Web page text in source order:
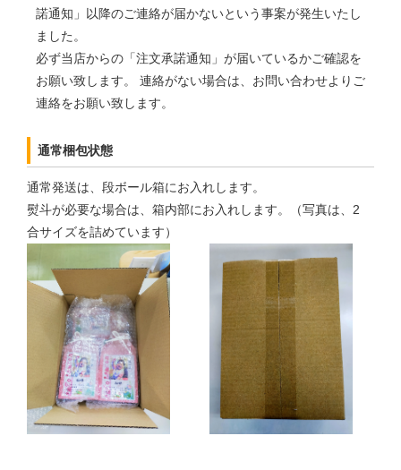
諾通知」以降のご連絡が届かないという事案が発生いたし
ました。
必ず当店からの「注文承諾通知」が届いているかご確認を
お願い致します。 連絡がない場合は、お問い合わせよりご
連絡をお願い致します。
通常梱包状態
通常発送は、段ボール箱にお入れします。
熨斗が必要な場合は、箱内部にお入れします。（写真は、2
合サイズを詰めています）